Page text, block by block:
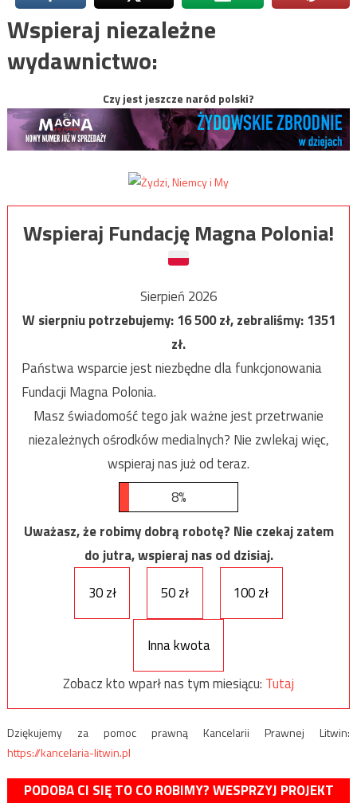
Wspieraj niezależne
wydawnictwo:
Czy jest jeszcze naród polski?
Wspieraj Fundację Magna Polonia!
Sierpień 2026
W sierpniu potrzebujemy:16 500zł, zebraliśmy:1351
zł.
Państwa wsparcie jest niezbędne dla funkcjonowania
Fundacji Magna Polonia.
Masz świadomość tego jak ważne jest przetrwanie
niezależnych ośrodków medialnych? Nie zwlekaj więc,
wspieraj nas już od teraz.
8%
Uważasz, że robimy dobrą robotę? Nie czekaj zatem
do jutra, wspieraj nas od dzisiaj.
30 zł
50 zł 100 zł
Inna kwota
Zobacz kto wparł nas tym miesiącu: Tutaj
Dziękujemy za pomoc prawną Kancelarii Prawnej Litwin:
https://kancelaria-litwin.pl
PODOBA CI SIĘ TO CO ROBIMY? WESPRZYJ PROJEKT